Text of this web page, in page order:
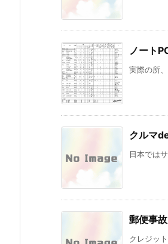
ノート
実際の所
クルマ
日本では
郵便事
クレジッ